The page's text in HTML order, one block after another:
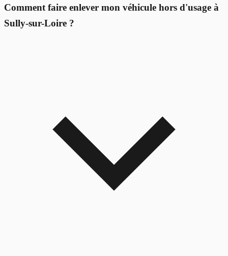
Comment faire enlever mon véhicule hors d'usage à
Sully-sur-Loire ?